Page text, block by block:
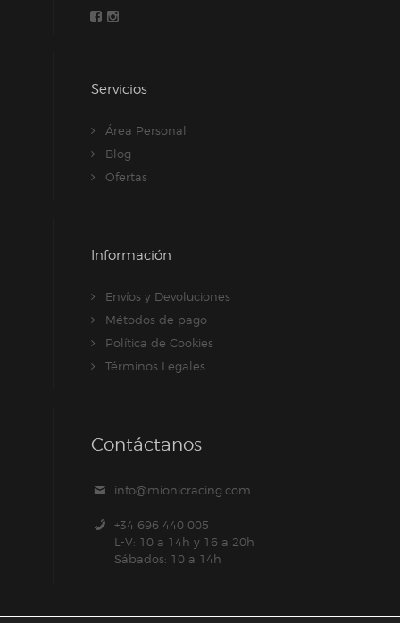
Servicios
Área Personal
Blog
Ofertas
Información
Envíos y Devoluciones
Métodos de pago
Política de Cookies
Términos Legales
Contáctanos
info@mionicracing.com
+34 696 440 005
L-V: 10 a 14h y 16 a 20h
Sábados: 10 a 14h